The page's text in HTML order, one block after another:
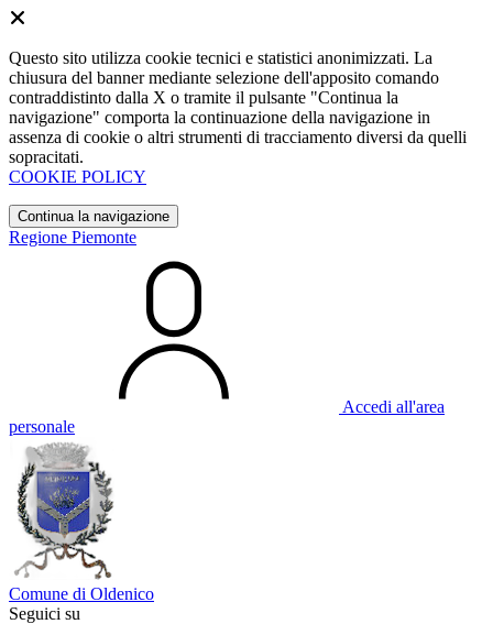
Questo sito utilizza cookie tecnici e statistici anonimizzati. La
chiusura del banner mediante selezione dell'apposito comando
contraddistinto dalla X o tramite il pulsante "Continua la
navigazione" comporta la continuazione della navigazione in
assenza di cookie o altri strumenti di tracciamento diversi da quelli
sopracitati.
COOKIE POLICY
Continua la navigazione
Regione Piemonte
Accedi all'area
personale
Comune di Oldenico
Seguici su